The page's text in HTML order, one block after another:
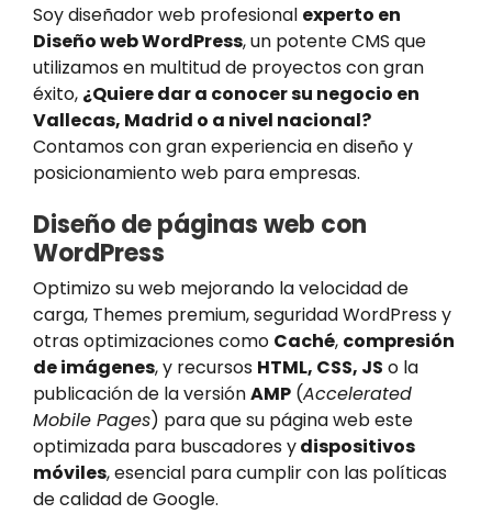
Soy diseñador web profesional experto en
Diseño web WordPress, un potente CMS que
utilizamos en multitud de proyectos con gran
éxito, ¿Quiere dar a conocer su negocio en
Vallecas, Madrid o a nivel nacional?
Contamos con gran experiencia en diseño y
posicionamiento web para empresas.
Diseño de páginas web con
WordPress
Optimizo su web mejorando la velocidad de
carga, Themes premium, seguridad WordPress y
otras optimizaciones como Caché, compresión
de imágenes, y recursos HTML, CSS, JS o la
publicación de la versiónAMP(Accelerated
Mobile Pages) para que su página web este
optimizada para buscadores ydispositivos
móviles, esencial para cumplir con las políticas
de calidad de Google.